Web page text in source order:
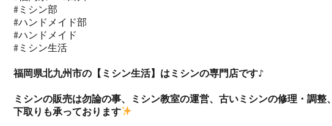
#ミシン部
#ハンドメイド部
#ハンドメイド
#ミシン生活
福岡県北九州市の【ミシン生活】はミシンの専門店です♪
ミシンの販売は勿論の事、ミシン教室の運営、古いミシンの修理・調整、
下取りも承っております